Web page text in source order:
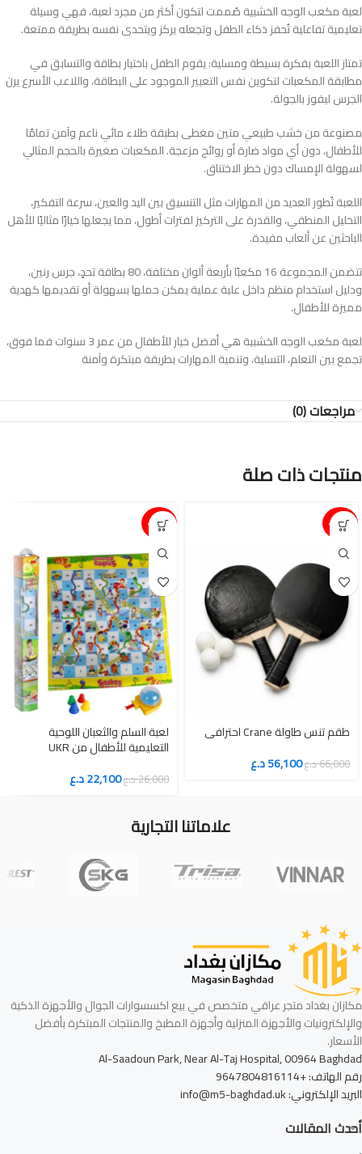
لعبة مكعب الوجه الخشبية صُممت لتكون أكثر من مجرد لعبة، فهي وسيلة
تعليمية تفاعلية تُحفز ذكاء الطفل وتجعله يركز ويتحدى نفسه بطريقة ممتعة.
تمتاز اللعبة بفكرة بسيطة ومسلية: يقوم الطفل باختيار بطاقة والتسابق في
مطابقة المكعبات لتكوين نفس التعبير الموجود على البطاقة، واللاعب الأسرع يرن
الجرس ليفوز بالجولة.
مصنوعة من خشب طبيعي متين مغطى بطبقة طلاء مائي ناعم وآمن تمامًا
للأطفال، دون أي مواد ضارة أو روائح مزعجة. المكعبات صغيرة بالحجم المثالي
لسهولة الإمساك دون خطر الاختناق.
اللعبة تُطور العديد من المهارات مثل التنسيق بين اليد والعين، سرعة التفكير،
التحليل المنطقي، والقدرة على التركيز لفترات أطول، مما يجعلها خيارًا مثاليًا للأهل
الباحثين عن ألعاب مفيدة.
تتضمن المجموعة 16 مكعبًا بأربعة ألوان مختلفة، 80 بطاقة تحدٍ، جرس رنين،
ودليل استخدام منظم داخل علبة عملية يمكن حملها بسهولة أو تقديمها كهدية
مميزة للأطفال.
لعبة مكعب الوجه الخشبية هي أفضل خيار للأطفال من عمر 3 سنوات فما فوق،
تجمع بين التعلم، التسلية، وتنمية المهارات بطريقة مبتكرة وآمنة
مراجعات (0)
منتجات ذات صلة
15%-
طقم تنس طاولة Crane احترافي
66,000د.ع56,100د.ع
15%-
لعبة السلم والثعبان اللوحية
التعليمية للأطفال من UKR
26,000د.ع22,100د.ع
علاماتنا التجارية
مكازان بغداد متجر عراقي متخصص في بيع اكسسوارات الجوال والأجهزة الذكية
والإلكترونيات والأجهزة المنزلية وأجهزة المطبخ والمنتجات المبتكرة بأفضل
الأسعار.
Al-Saadoun Park, Near Al-Taj Hospital, 00964 Baghdad
رقم الهاتف: +9647804816114
البريد الإلكتروني: info@m5-baghdad.uk
أحدث المقالات